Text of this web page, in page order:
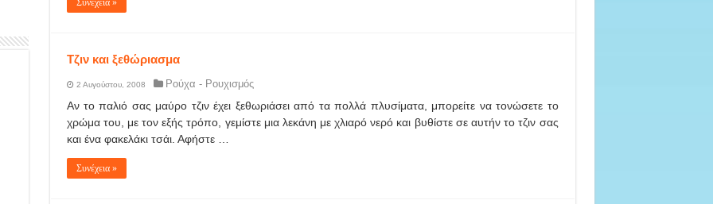
Συνέχεια »
Τζιν και ξεθώριασμα
2 Αυγούστου, 2008 Ρούχα - Ρουχισμός
Αν το παλιό σας μαύρο τζιν έχει ξεθωριάσει από τα πολλά πλυσίματα, μπορείτε να τονώσετε το
χρώμα του, με τον εξής τρόπο, γεμίστε μια λεκάνη με χλιαρό νερό και βυθίστε σε αυτήν το τζιν σας
και ένα φακελάκι τσάι. Αφήστε …
Συνέχεια »